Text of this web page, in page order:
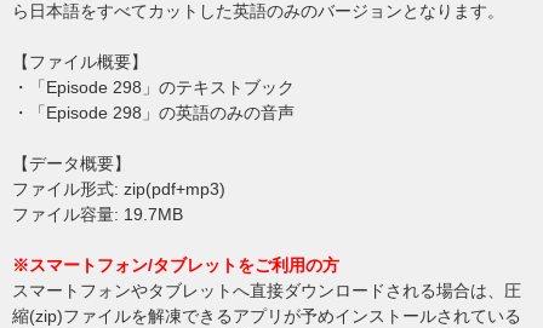
ら日本語をすべてカットした英語のみのバージョンとなります。
【ファイル概要】
・「Episode 298」のテキストブック
・「Episode 298」の英語のみの音声
【データ概要】
ファイル形式: zip(pdf+mp3)
ファイル容量: 19.7MB
※スマートフォン/タブレットをご利用の方
スマートフォンやタブレットへ直接ダウンロードされる場合は、圧
縮(zip)ファイルを解凍できるアプリが予めインストールされている